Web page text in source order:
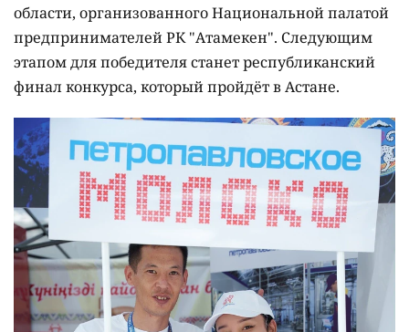
области, организованного Национальной палатой
предпринимателей РК "Атамекен". Следующим
этапом для победителя станет республиканский
финал конкурса, который пройдёт в Астане.